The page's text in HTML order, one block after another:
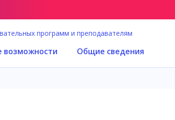
программ и преподавателям
возможности Общие сведения